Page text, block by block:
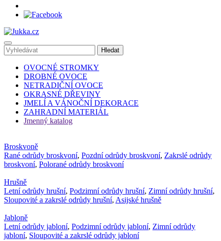
OVOCNÉ STROMKY
DROBNÉ OVOCE
NETRADIČNÍ OVOCE
OKRASNÉ DŘEVINY
JMELÍ A VÁNOČNÍ DEKORACE
ZAHRADNÍ MATERIÁL
Jmenný katalog
Broskvoně
Rané odrůdy broskvoní, Pozdní odrůdy broskvoní, Zakrslé odrůdy
broskvoní, Polorané odrůdy broskvoní
Hrušně
Letní odrůdy hrušní, Podzimní odrůdy hrušní, Zimní odrůdy hrušní,
Sloupovité a zakrslé odrůdy hrušní, Asijské hrušně
Jabloně
Letní odrůdy jabloní, Podzimní odrůdy jabloní, Zimní odrůdy
jabloní, Sloupovité a zakrslé odrůdy jabloní